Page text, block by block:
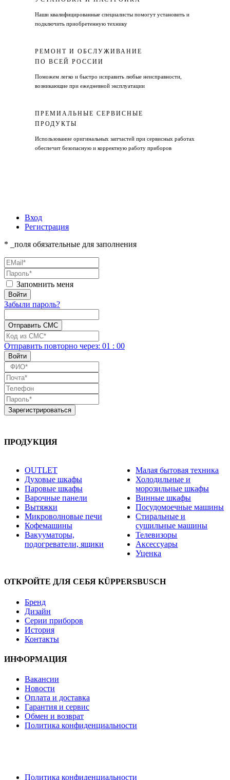
Наши квалифицированные специалисты помогут установить и
подключить приобретенную технику
РЕМОНТ И ОБСЛУЖИВАНИЕ
ПО ВСЕЙ РОССИИ
Поможем легко и быстро исправить любые неисправности,
возникающие при ежедневной эксплуатации
ПРЕМИАЛЬНЫЕ СЕРВИСНЫЕ
ПРОДУКТЫ
Использование оригинальных запчастей при сервисных работах
обеспечит безопасную и корректную работу приборов
Вход
Регистрация
* _поля обязательные для заполнения
Запомнить меня
Забыли пароль?
Отправить повторно через: 01 : 00
ПРОДУКЦИЯ
OUTLET
Духовые шкафы
Паровые шкафы
Варочные панели
Вытяжки
Микроволновые печи
Кофемашины
Вакууматоры,
подогреватели, ящики
Малая бытовая техника
Холодильные и
морозильные шкафы
Винные шкафы
Посудомоечные машины
Стиральные и
сушильные машины
Телевизоры
Аксессуары
Уценка
ОТКРОЙТЕ ДЛЯ СЕБЯ KÜPPERSBUSCH
Бренд
Дизайн
Серии приборов
История
Контакты
ИНФОРМАЦИЯ
Вакансии
Новости
Оплата и доставка
Гарантия и сервис
Обмен и возврат
Политика конфиденциальности
Политика конфиденциальности